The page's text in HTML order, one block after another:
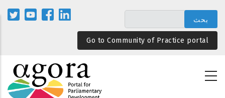
المحتوى
الرئيسيGo to Community of Practice portal